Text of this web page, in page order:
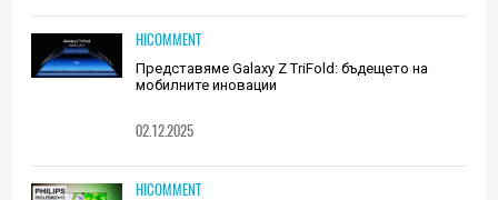
HICOMMENT
Представяме Galaxy Z TriFold: бъдещето на
мобилните иновации
02.12.2025
HICOMMENT